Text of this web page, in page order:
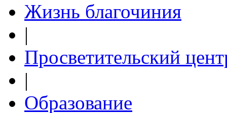
Жизнь благочиния
|
Просветительский
|
Образование